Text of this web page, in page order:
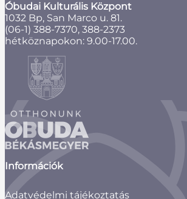
Óbudai Kulturális Központ
1032 Bp, San Marco u. 81.
(06-1) 388-7370, 388-2373
hétköznapokon: 9.00-17.00.
Információk
Adatvédelmi tájékoztatás